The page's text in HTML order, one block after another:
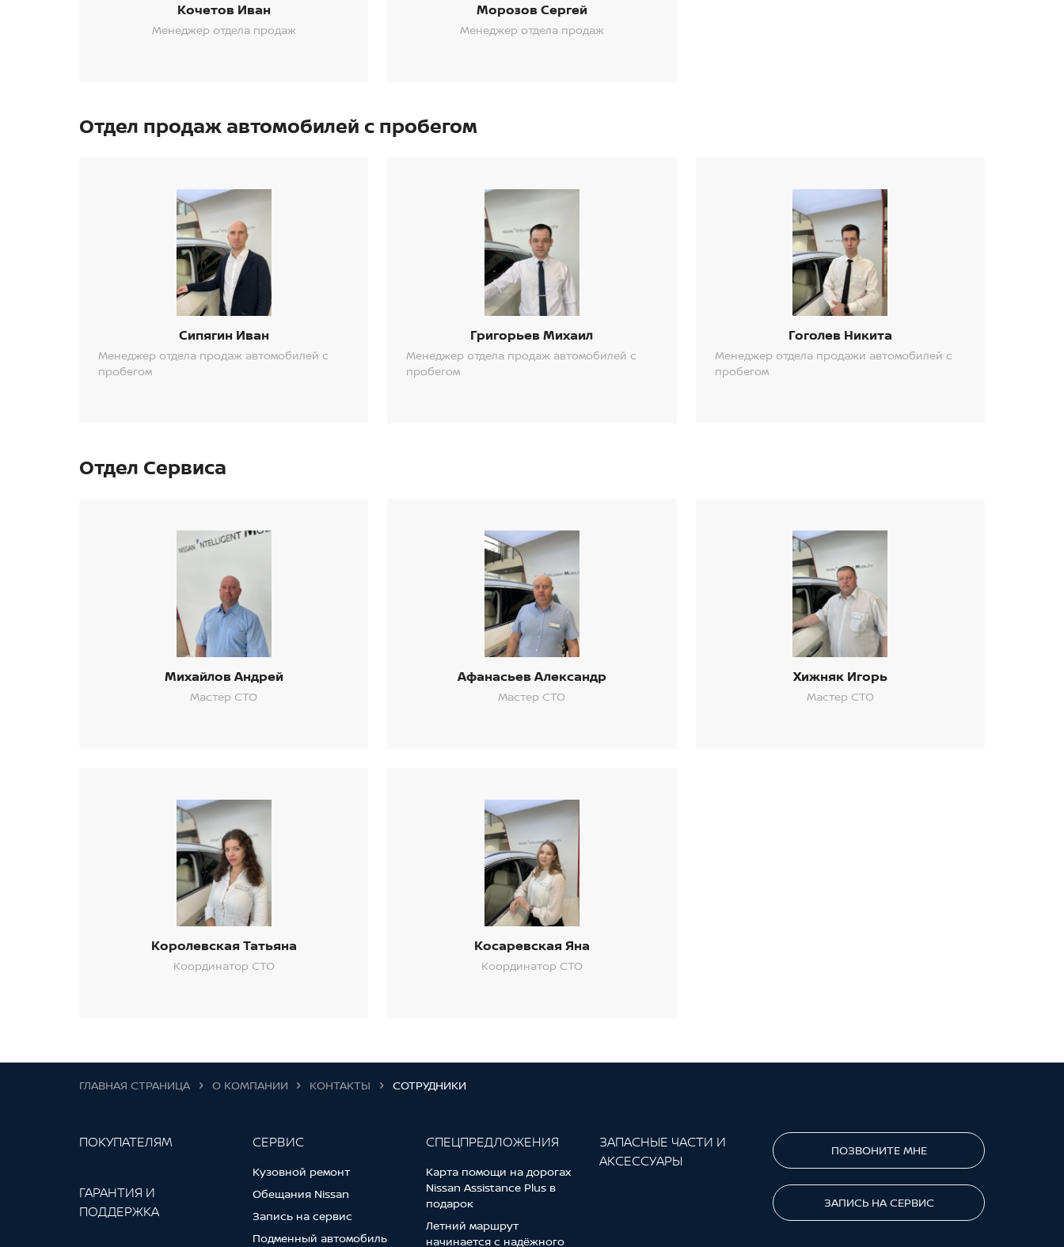
Кочетов Иван
Менеджер отдела продаж
Морозов Сергей
Менеджер отдела продаж
Отдел продаж автомобилей с пробегом
Сипягин Иван
Менеджер отдела продаж автомобилей с
пробегом
Григорьев Михаил
Менеджер отдела продаж автомобилей с
пробегом
Гоголев Никита
Менеджер отдела продажи автомобилей с
пробегом
Отдел Сервиса
Михайлов Андрей
Мастер СТО
Афанасьев Александр
Мастер СТО
Хижняк Игорь
Мастер СТО
Королевская Татьяна
Координатор СТО
Косаревская Яна
Координатор СТО
ГЛАВНАЯ СТРАНИЦА О КОМПАНИИ КОНТАКТЫ СОТРУДНИКИ
ПОКУПАТЕЛЯМ
ГАРАНТИЯ И
ПОДДЕРЖКА
СЕРВИС
Кузовной ремонт
Обещания Nissan
Запись на сервис
Подменный автомобиль
СПЕЦПРЕДЛОЖЕНИЯ
Карта помощи на дорогах
Nissan Assistance Plus в
подарок
Летний маршрут
начинается с надёжного
ЗАПАСНЫЕ ЧАСТИ И
АКСЕССУАРЫ
ПОЗВОНИТЕ МНЕ
ЗАПИСЬ НА СЕРВИС